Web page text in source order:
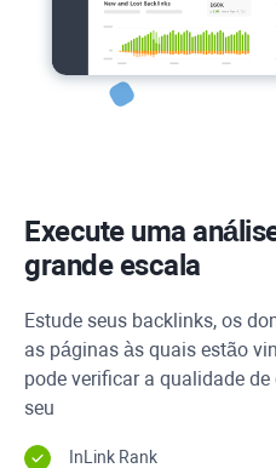
Execute uma
grande escala
Estude seus backlinks, os
as páginas às quais estão
pode verificar a qualidade
seu
InLink Rank